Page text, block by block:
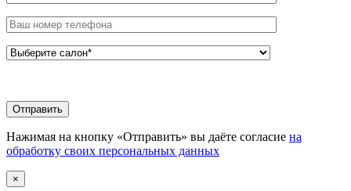
Нажимая на кнопку «Отправить» вы даёте согласие на
обработку своих персональных данных
×